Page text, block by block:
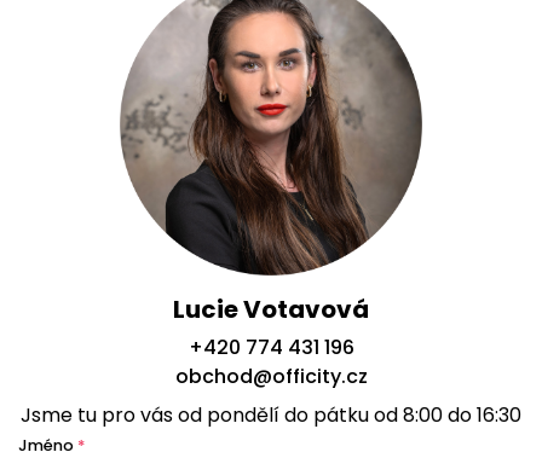
Lucie Votavová
+420 774 431 196
obchod@officity.cz
Jsme tu pro vás od pondělí do pátku od 8:00 do 16:30
Jméno *